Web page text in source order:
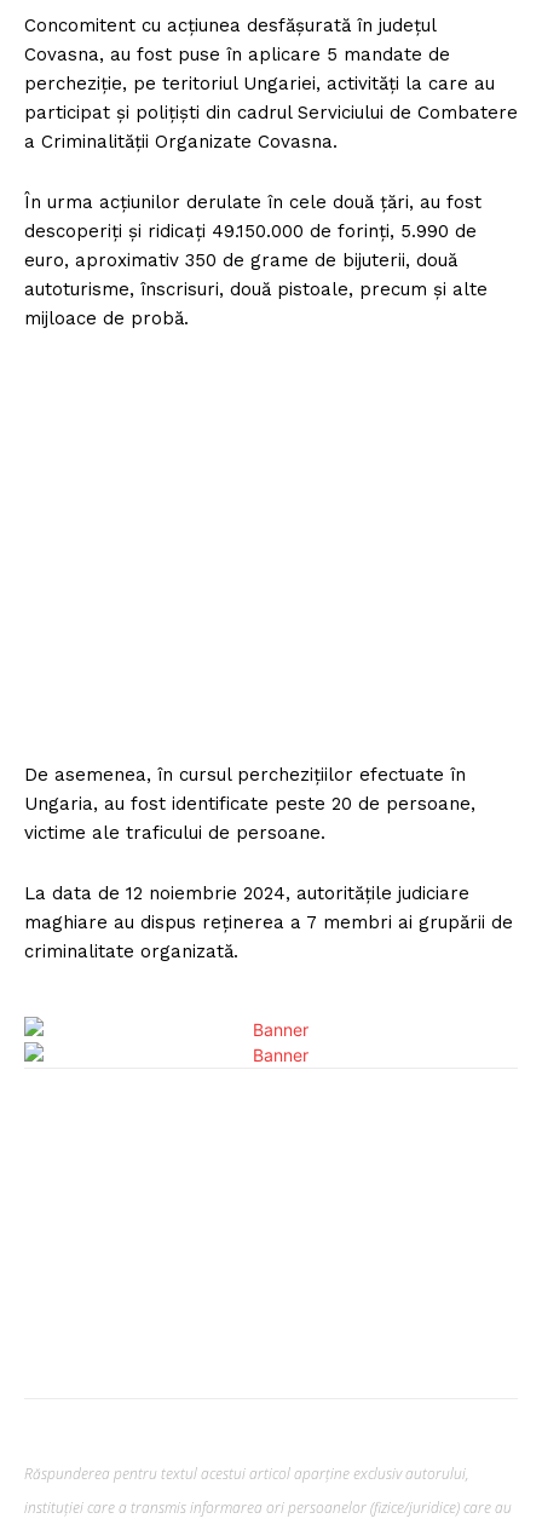
Concomitent cu acțiunea desfășurată în județul
Covasna, au fost puse în aplicare 5 mandate de
percheziție, pe teritoriul Ungariei, activități la care au
participat și polițiști din cadrul Serviciului de Combatere
a Criminalității Organizate Covasna.
În urma acțiunilor derulate în cele două țări, au fost
descoperiți și ridicați 49.150.000 de forinți, 5.990 de
euro, aproximativ 350 de grame de bijuterii, două
autoturisme, înscrisuri, două pistoale, precum și alte
mijloace de probă.
De asemenea, în cursul perchezițiilor efectuate în
Ungaria, au fost identificate peste 20 de persoane,
victime ale traficului de persoane.
La data de 12 noiembrie 2024, autoritățile judiciare
maghiare au dispus reținerea a 7 membri ai grupării de
criminalitate organizată.
Răspunderea pentru textul acestui articol aparține exclusiv autorului,
instituției care a transmis informarea ori persoanelor (fizice/juridice) care au